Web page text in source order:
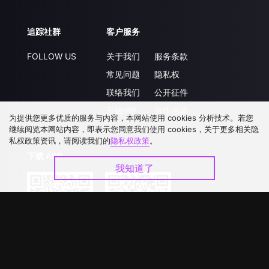
追踪社群
FOLLOW US
客户服务
关于我们
常见问题
联络我们
服务条款
隐私权
公开征件
下载 APP
为提供您更多优质的服务与内容，本网站使用 cookies 分析技术。若您
继续阅览本网站内容，即表示您同意我们使用 cookies，关于更多相关隐
私权政策资讯，请阅读我们的隐私权政策。
我知道了